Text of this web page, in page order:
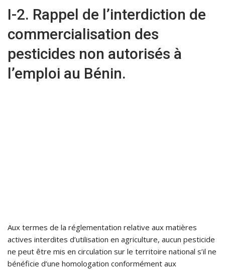
I-2. Rappel de l’interdiction de
commercialisation des
pesticides non autorisés à
l’emploi au Bénin.
Aux termes de la réglementation relative aux matières
actives interdites d’utilisation en agriculture, aucun pesticide
ne peut être mis en circulation sur le territoire national s’il ne
bénéficie d’une homologation conformément aux